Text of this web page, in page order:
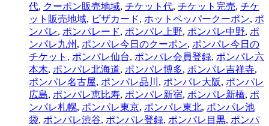
代, クーポン販売地域, チケット代, チケット完売, チケ
ット販売地域, ビザカード, ホットペッパークーポン, ポ
ンパレ, ポンパレード, ポンパレ上野, ポンパレ中野, ポ
ンパレ九州 , ポンパレ今日のクーポン, ポンパレ今日の
チケット , ポンパレ仙台, ポンパレ会員登録, ポンパレ六
本木, ポンパレ北海道, ポンパレ博多, ポンパレ吉祥寺,
ポンパレ名古屋, ポンパレ品川 , ポンパレ大阪, ポンパレ
広島, ポンパレ恵比寿, ポンパレ新宿, ポンパレ新橋, ポ
ンパレ札幌, ポンパレ東京, ポンパレ東北, ポンパレ池
袋, ポンパレ渋谷, ポンパレ登録, ポンパレ目黒, ポンパ